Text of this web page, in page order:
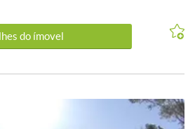
Atualizadas em Trinta e Um de
do ímovel